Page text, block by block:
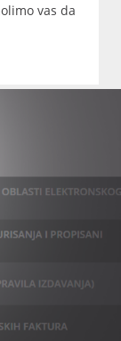
vas da